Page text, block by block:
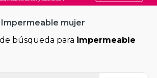
Impermeable mujer
búsqueda para impermeable